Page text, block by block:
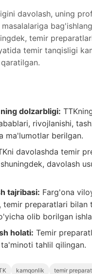
davolash, uning
temir
temir tanqisligi
dolzarbligi:
rivojlanishi,
ma'lumotlar berilgan.
davolashda temir
davolash
tajribasi: Farg'ona
temir preparatlari
olib borilgan
holati: Temir
tahlil qilingan.
kamqonlik temir